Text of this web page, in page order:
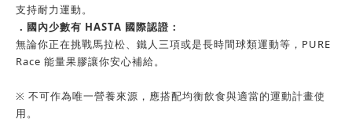
支持耐力運動。
．國內少數有 HASTA 國際認證：
無論你正在挑戰馬拉松、鐵人三項或是長時間球類運動等，PURE
Race 能量果膠讓你安心補給。
※ 不可作為唯一營養來源，應搭配均衡飲食與適當的運動計畫使
用。